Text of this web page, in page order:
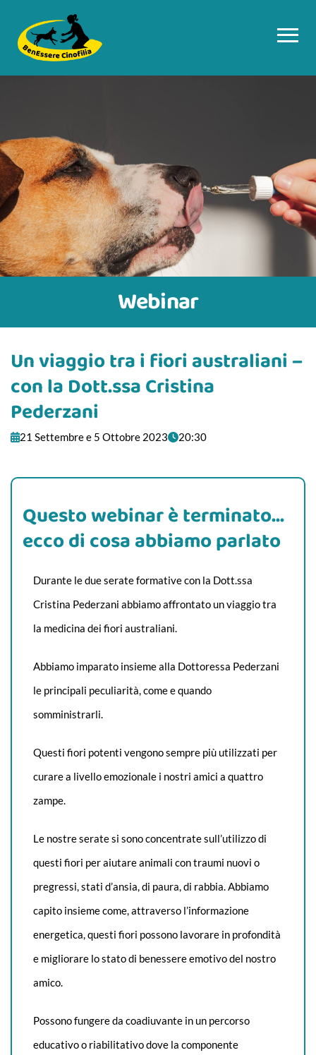
Webinar
Un viaggio tra i fiori australiani –
con la Dott.ssa Cristina
Pederzani
21 Settembre e 5 Ottobre 2023 20:30
Questo webinar è terminato...
ecco di cosa abbiamo parlato
Durante le due serate formative con la Dott.ssa
Cristina Pederzani abbiamo affrontato un viaggio tra
la medicina dei fiori australiani.
Abbiamo imparato insieme alla Dottoressa Pederzani
le principali peculiarità, come e quando
somministrarli.
Questi fiori potenti vengono sempre più utilizzati per
curare a livello emozionale i nostri amici a quattro
zampe.
Le nostre serate si sono concentrate sull’utilizzo di
questi fiori per aiutare animali con traumi nuovi o
pregressi, stati d’ansia, di paura, di rabbia. Abbiamo
capito insieme come, attraverso l’informazione
energetica, questi fiori possono lavorare in profondità
e migliorare lo stato di benessere emotivo del nostro
amico.
Possono fungere da coadiuvante in un percorso
educativo o riabilitativo dove la componente